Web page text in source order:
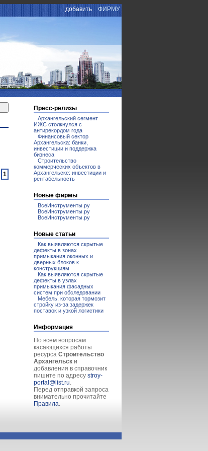
добавить ФИРМУ
1
Пресс-релизы
Архангельский сегмент
ИЖС столкнулся с
антирекордом года
Финансовый сектор
Архангельска: банки,
инвестиции и поддержка
бизнеса
Строительство
коммерческих объектов в
Архангельске: инвестиции и
рентабельность
Новые фирмы
ВсеИнструменты.ру
ВсеИнструменты.ру
ВсеИнструменты.ру
Новые статьи
Как выявляются скрытые
дефекты в зонах
примыкания оконных и
дверных блоков к
конструкциям
Как выявляются скрытые
дефекты в узлах
примыкания фасадных
систем при обследовании
Мебель, которая тормозит
стройку из-за задержек
поставок и узкой логистики
Информация
По всем вопросам
касающихся работы
ресурса Строительство
Архангельск и
добавления в справочник
пишите по адресу stroy-
portal@list.ru.
Перед отправкой запроса
внимательно прочитайте
Правила.